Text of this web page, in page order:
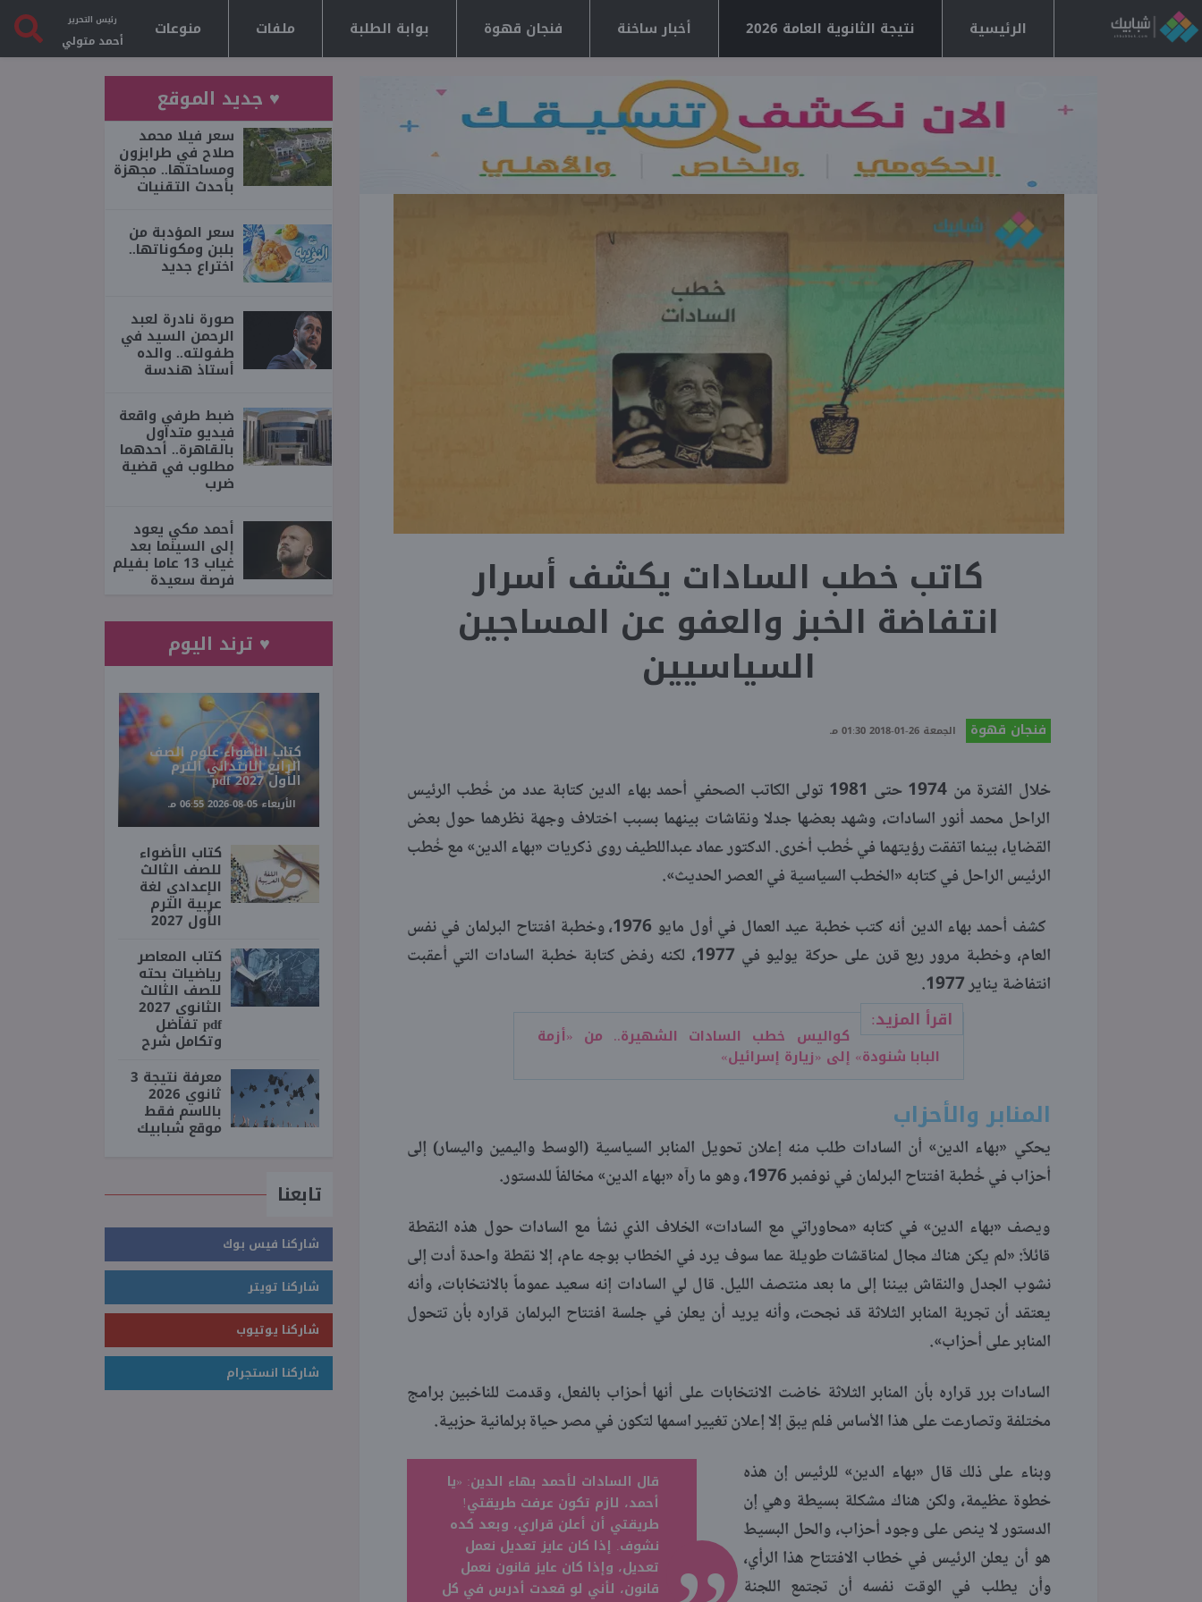
الرئيسية نتيجة الثانوية العامة 2026 أخبار ساخنة فنجان قهوة بوابة الطلبة ملفات منوعات رئيس التحرير
أحمد متولي
كاتب خطب السادات يكشف أسرار
انتفاضة الخبز والعفو عن المساجين
السياسيين
فنجان قهوة الجمعة 26-01-2018 01:30 مـ
خلال الفترة من 1974 حتى 1981 تولى الكاتب الصحفي أحمد بهاء الدين كتابة عدد من خُطب الرئيس
الراحل محمد أنور السادات، وشهد بعضها جدلا ونقاشات بينهما بسبب اختلاف وجهة نظرهما حول بعض
القضايا، بينما اتفقت رؤيتهما في خُطب أخرى. الدكتور عماد عبداللطيف روى ذكريات «بهاء الدين» مع خُطب
الرئيس الراحل في كتابه «الخطب السياسية في العصر الحديث».
كشف أحمد بهاء الدين أنه كتب خطبة عيد العمال في أول مايو 1976، وخطبة افتتاح البرلمان في نفس
العام، وخطبة مرور ربع قرن على حركة يوليو في 1977، لكنه رفض كتابة خطبة السادات التي أعقبت
انتفاضة يناير 1977.
اقرأ المزيد:
كواليس خطب السادات الشهيرة.. من «أزمة
البابا شنودة» إلى «زيارة إسرائيل»
المنابر والأحزاب
يحكي «بهاء الدين» أن السادات طلب منه إعلان تحويل المنابر السياسية (الوسط واليمين واليسار) إلى
أحزاب في خُطبة افتتاح البرلمان في نوفمبر 1976، وهو ما رآه «بهاء الدين» مخالفاً للدستور.
ويصف «بهاء الدين» في كتابه «محاوراتي مع السادات» الخلاف الذي نشأ مع السادات حول هذه النقطة
قائلاً: «لم يكن هناك مجال لمناقشات طويلة عما سوف يرد في الخطاب بوجه عام، إلا نقطة واحدة أدت إلى
نشوب الجدل والنقاش بيننا إلى ما بعد منتصف الليل. قال لي السادات إنه سعيد عموماً بالانتخابات، وأنه
يعتقد أن تجربة المنابر الثلاثة قد نجحت، وأنه يريد أن يعلن في جلسة افتتاح البرلمان قراره بأن تتحول
المنابر على أحزاب».
السادات برر قراره بأن المنابر الثلاثة خاضت الانتخابات على أنها أحزاب بالفعل، وقدمت للناخبين برامج
مختلفة وتصارعت على هذا الأساس فلم يبق إلا إعلان تغيير اسمها لتكون في مصر حياة برلمانية حزبية.
„ قال السادات لأحمد بهاء الدين: «يا
أحمد، لازم تكون عرفت طريقتي!
طريقتي أن أعلن قراري، وبعد كده
نشوف. إذا كان عايز تعديل نعمل
تعديل، وإذا كان عايز قانون نعمل
قانون، لأني لو قعدت أدرس في كل
وبناء على ذلك قال «بهاء الدين» للرئيس إن هذه
خطوة عظيمة، ولكن هناك مشكلة بسيطة وهي إن
الدستور لا ينص على وجود أحزاب، والحل البسيط
هو أن يعلن الرئيس في خطاب الافتتاح هذا الرأي،
وأن يطلب في الوقت نفسه أن تجتمع اللجنة
♥ جديد الموقع
سعر فيلا محمد
صلاح في طرابزون
ومساحتها.. مجهزة
بأحدث التقنيات
سعر المؤدبة من
بلبن ومكوناتها..
اختراع جديد
صورة نادرة لعبد
الرحمن السيد في
طفولته.. والده
أستاذ هندسة
ضبط طرفي واقعة
فيديو متداول
بالقاهرة.. أحدهما
مطلوب في قضية
ضرب
أحمد مكي يعود
إلى السينما بعد
غياب 13 عاما بفيلم
فرصة سعيدة
♥ ترند اليوم
كتاب الأضواء علوم الصف
الرابع الابتدائي الترم
الأول 2027 pdf
الأربعاء 05-08-2026 06:55 مـ
كتاب الأضواء
للصف الثالث
الإعدادي لغة
عربية الترم
الأول 2027
كتاب المعاصر
رياضيات بحته
للصف الثالث
الثانوي 2027
pdf تفاضل
وتكامل شرح
معرفة نتيجة 3
ثانوي 2026
بالاسم فقط
موقع شبابيك
تابعنا
شاركنا فيس بوك
شاركنا تويتر
شاركنا يوتيوب
شاركنا انستجرام